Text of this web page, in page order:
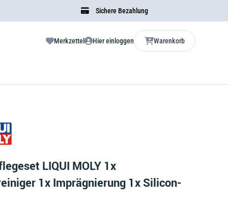
Sichere Bezahlung
Merkzettel Hier einloggen Warenkorb
LIQUI MOLY 1x
1x Imprägnierung 1x Silicon-